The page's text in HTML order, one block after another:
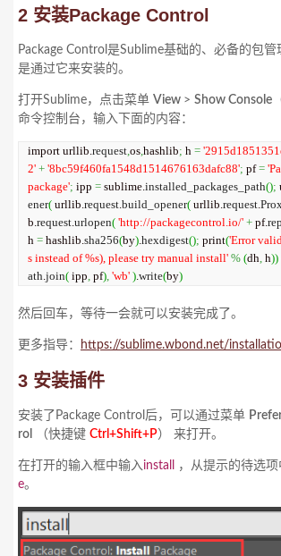
2 安装Package Control
Package Control是Sublime基础的、必备的包
是通过它来安装的。
打开Sublime，点击菜单 View > Show Console
命令控制台，输入下面的内容：
import urllib.request,os,hashlib; h =
2' + '8bc59f460fa1548d1514676163dafc88'; pf =
package'; ipp = sublime.installed_packages_path();
ener( urllib.request.build_opener( urllib.request.
b.request.urlopen( 'http://packagecontrol.io/' + pf.
h = hashlib.sha256(by).hexdigest(); print('Error
s instead of %s), please try manual install' % (dh, h))
ath.join( ipp, pf), 'wb' ).write(by)
然后回车，等待一会就可以安装完成了。
更多指导： https://sublime.wbond.net/
3 安装插件
安装了Package Control后，可以通过菜单
rol
（快捷键 Ctrl+Shift+P） 来打开。
在打开的输入框中输入install ，从提示的待选
e。